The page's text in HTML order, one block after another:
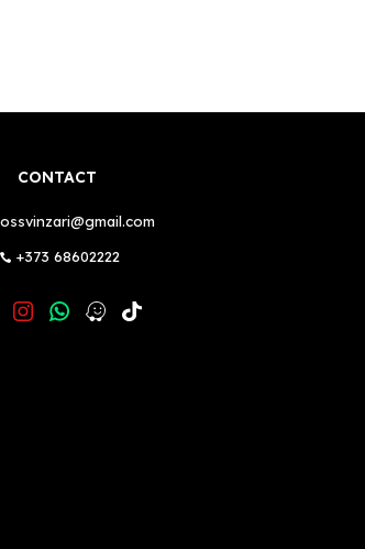
CONTACT
+373 68602222